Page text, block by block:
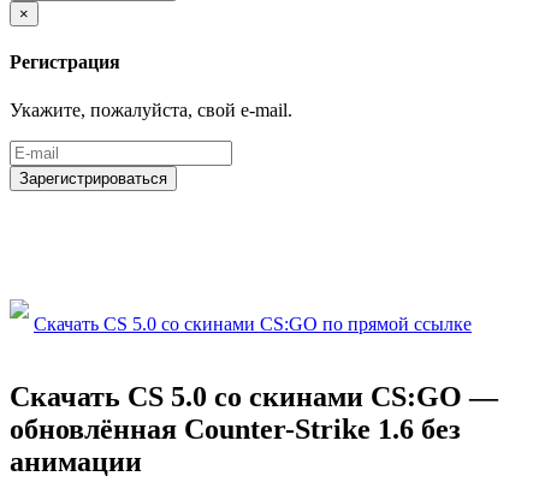
×
Регистрация
Укажите, пожалуйста, свой e-mail.
Зарегистрироваться
Скачать CS 5.0 со скинами CS:GO по прямой ссылке
Скачать CS 5.0 со скинами CS:GO —
обновлённая Counter-Strike 1.6 без
анимации